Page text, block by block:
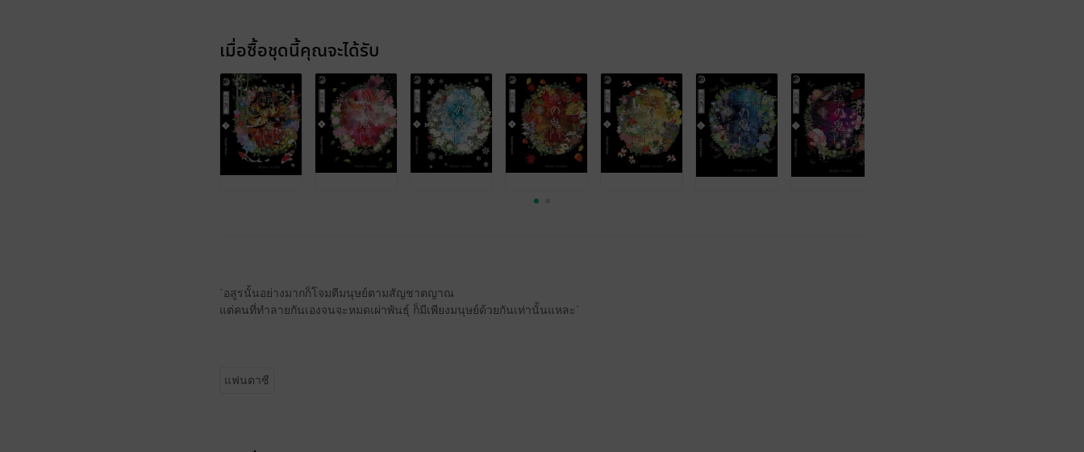
เมื่อซื้อชุดนี้คุณจะได้รับ
`อสูรนั้นอย่างมากก็โจมตีมนุษย์ตามสัญชาตญาณ
แต่คนที่ทำลายกันเองจนจะหมดเผ่าพันธุ์ ก็มีเพียงมนุษย์ด้วยกันเท่านั้นแหละ`
แฟนตาซี